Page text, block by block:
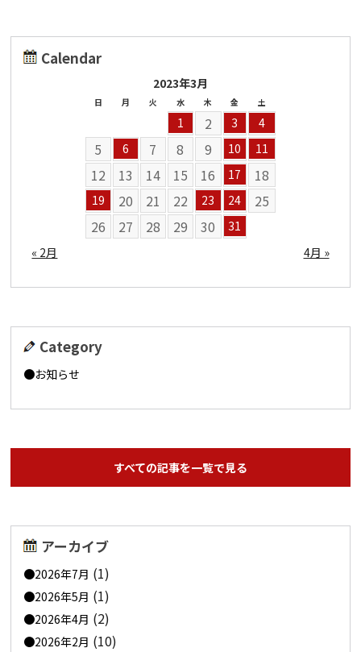
Calendar
2023年3月
日 月 火 水 木 金 土
1 2 3 4
5 6 7 8 9 10 11
12 13 14 15 16 17 18
19 20 21 22 23 24
25
26
27 28 29 30
31
« 2月
4月 »
Category
お知らせ
すべての記事を一覧で見る
アーカイブ
2026年7月 (1)
2026年5月 (1)
2026年4月 (2)
2026年2月 (10)